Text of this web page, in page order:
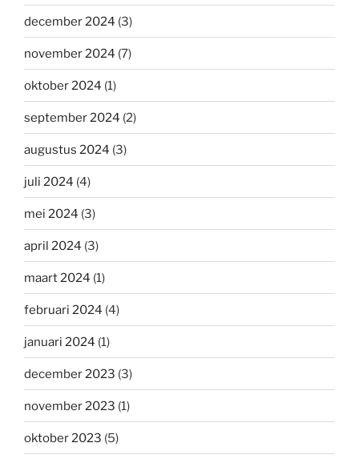
december 2024 (3)
november 2024 (7)
oktober 2024 (1)
september 2024 (2)
augustus 2024 (3)
juli 2024 (4)
mei 2024 (3)
april 2024 (3)
maart 2024 (1)
februari 2024 (4)
januari 2024 (1)
december 2023 (3)
november 2023 (1)
oktober 2023 (5)